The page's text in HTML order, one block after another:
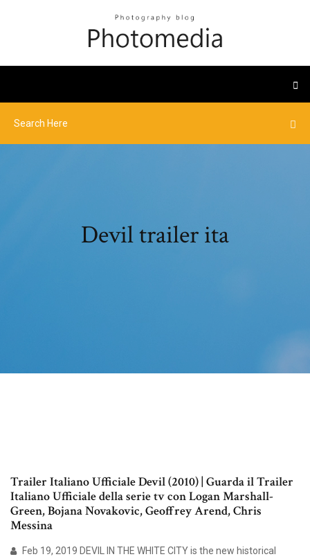
Devil trailer ita
Trailer Italiano Ufficiale Devil (2010) | Guarda il Trailer
Italiano Ufficiale della serie tv con Logan Marshall-
Green, Bojana Novakovic, Geoffrey Arend, Chris
Messina
Feb 19, 2019 DEVIL IN THE WHITE CITY is the new historical